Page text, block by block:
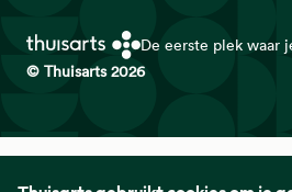
De eerste plek waar
© Thuisarts 2026